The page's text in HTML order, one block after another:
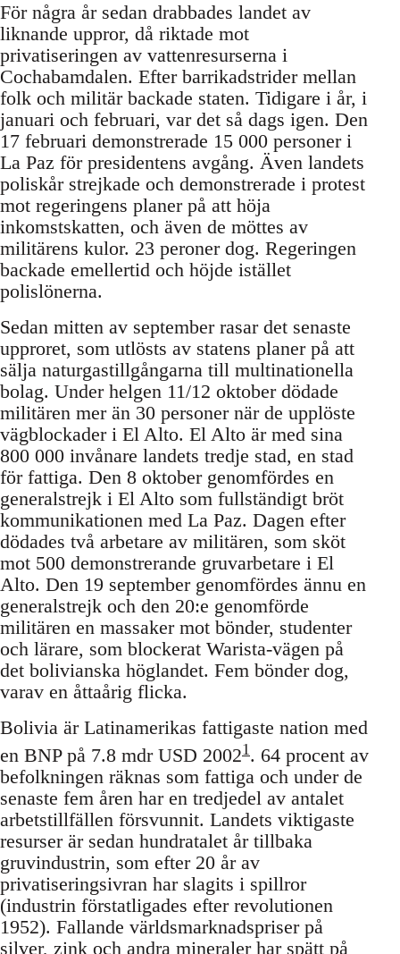
För några år sedan drabbades landet av
liknande uppror, då riktade mot
privatiseringen av vattenresurserna i
Cochabamdalen. Efter barrikadstrider mellan
folk och militär backade staten. Tidigare i år, i
januari och februari, var det så dags igen. Den
17 februari demonstrerade 15 000 personer i
La Paz för presidentens avgång. Även landets
poliskår strejkade och demonstrerade i protest
mot regeringens planer på att höja
inkomstskatten, och även de möttes av
militärens kulor. 23 peroner dog. Regeringen
backade emellertid och höjde istället
polislönerna.
Sedan mitten av september rasar det senaste
upproret, som utlösts av statens planer på att
sälja naturgastillgångarna till multinationella
bolag. Under helgen 11/12 oktober dödade
militären mer än 30 personer när de upplöste
vägblockader i El Alto. El Alto är med sina
800 000 invånare landets tredje stad, en stad
för fattiga. Den 8 oktober genomfördes en
generalstrejk i El Alto som fullständigt bröt
kommunikationen med La Paz. Dagen efter
dödades två arbetare av militären, som sköt
mot 500 demonstrerande gruvarbetare i El
Alto. Den 19 september genomfördes ännu en
generalstrejk och den 20:e genomförde
militären en massaker mot bönder, studenter
och lärare, som blockerat Warista-vägen på
det bolivianska höglandet. Fem bönder dog,
varav en åttaårig flicka.
Bolivia är Latinamerikas fattigaste nation med
en BNP på 7.8 mdr USD 20021. 64 procent av
befolkningen räknas som fattiga och under de
senaste fem åren har en tredjedel av antalet
arbetstillfällen försvunnit. Landets viktigaste
resurser är sedan hundratalet år tillbaka
gruvindustrin, som efter 20 år av
privatiseringsivran har slagits i spillror
(industrin förstatligades efter revolutionen
1952). Fallande världsmarknadspriser på
silver, zink och andra mineraler har spätt på